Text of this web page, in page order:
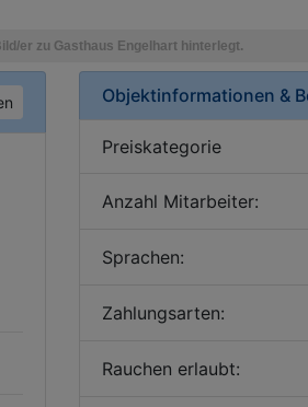
Objektinformationen &
Preiskategorie
Anzahl Mitarbeiter:
Sprachen:
Zahlungsarten:
Rauchen erlaubt: